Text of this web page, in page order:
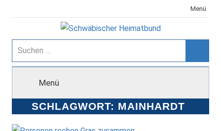
Inhalt
Menü
Schwäbischer
Heimatbund
Suchen
nach:
Menü
SCHLAGWORT: MAINHARDT